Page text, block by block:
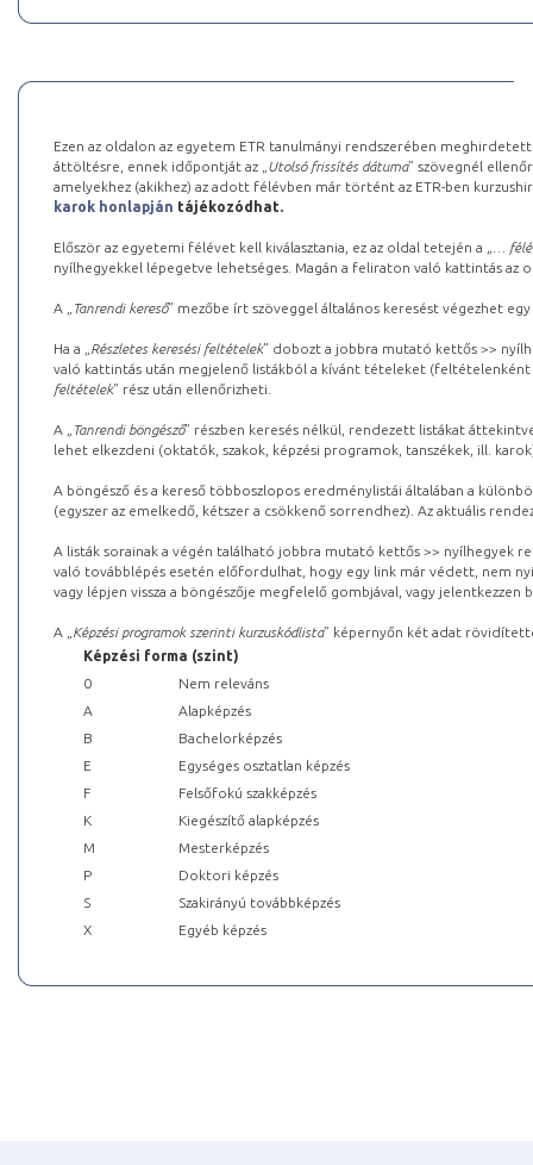
Ezen az oldalon az egyetem ETR tanulmányi rendszerében
áttöltésre, ennek időpontját az „ Utolsó frissítés dátuma” szövegnél
amelyekhez (akikhez) az adott félévben már történt az ETR-ben
karok honlapján tájékozódhat.
Először az egyetemi félévet kell kiválasztania, ez az oldal tetején a „
…
nyílhegyekkel lépegetve lehetséges. Magán a feliraton való kattintás az
A „ Tanrendi kereső” mezőbe írt szöveggel általános keresést végezhet
Ha a „ Részletes keresési feltételek” dobozt a jobbra mutató kettős >>
való kattintás után megjelenő listákból a kívánt tételeket (feltételenként
feltételek” rész után ellenőrizheti.
A „ Tanrendi böngésző” részben keresés nélkül, rendezett listákat
lehet elkezdeni (oktatók, szakok, képzési programok, tanszékek, ill.
A böngésző és a kereső többoszlopos eredménylistái általában a
(egyszer az emelkedő, kétszer a csökkenő sorrendhez). Az aktuális
A listák sorainak a végén található jobbra mutató kettős >> nyílhegyek
való továbblépés esetén előfordulhat, hogy egy link már védett, nem
vagy lépjen vissza a böngészője megfelelő gombjával, vagy
A „ Képzési programok szerinti kurzuskódlista” képernyőn két adat
Képzési forma (szint)
0
Nem releváns
A
Alapképzés
B
Bachelorképzés
E
Egységes osztatlan képzés
F
Felsőfokú szakképzés
K
Kiegészítő alapképzés
M
Mesterképzés
P
Doktori képzés
S
Szakirányú továbbképzés
X
Egyéb képzés